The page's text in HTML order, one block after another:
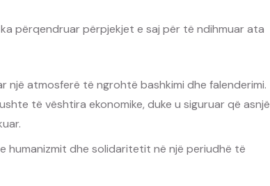
përqendruar përpjekjet e saj për të ndihmuar ata
një atmosferë të ngrohtë bashkimi dhe falenderimi.
të vështira ekonomike, duke u siguruar që asnjë
humanizmit dhe solidaritetit në një periudhë të